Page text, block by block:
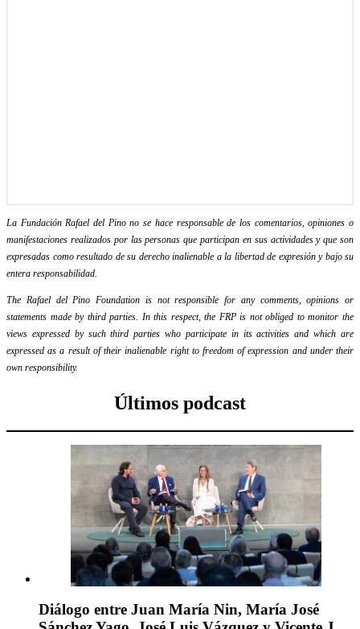
La Fundación Rafael del Pino no se hace responsable de los comentarios, opiniones o
manifestaciones realizados por las personas que participan en sus actividades y que son
expresadas como resultado de su derecho inalienable a la libertad de expresión y bajo su
entera responsabilidad.
The Rafael del Pino Foundation is not responsible for any comments, opinions or
statements made by third parties. In this respect, the FRP is not obliged to monitor the
views expressed by such third parties who participate in its activities and which are
expressed as a result of their inalienable right to freedom of expression and under their
own responsibility.
Últimos podcast
Diálogo entre Juan María Nin, María José